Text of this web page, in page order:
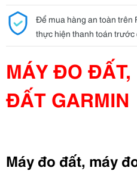
Để mua hàng an toàn trên
thực hiện thanh toán
MÁY ĐO
ĐẤT GARMIN
Máy đo đất, máy